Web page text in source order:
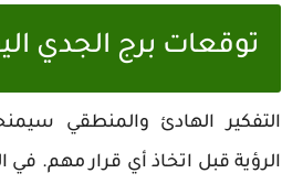
توقعات برج الجدي
التفكير الهادئ والمنطقي
الرؤية قبل اتخاذ أي قرار مهم.